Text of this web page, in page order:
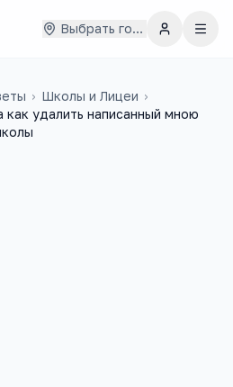
Выбрать город
› Школы и Лицеи ›
удалить написанный мною